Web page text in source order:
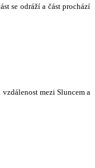
se odráží a část prochází
vzdálenost mezi Sluncem a